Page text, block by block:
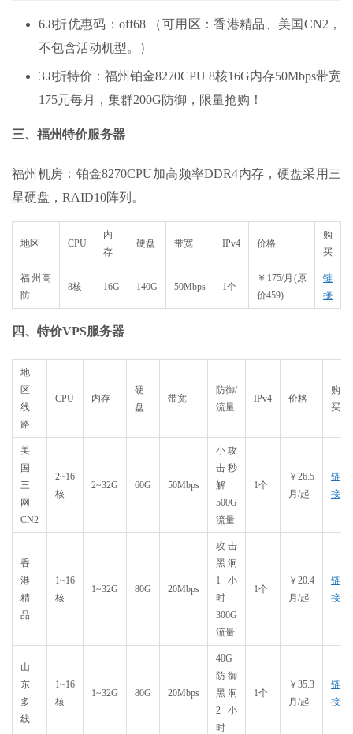
6.8折优惠码：off68 （可用区：香港精品、美国CN2，
不包含活动机型。）
3.8折特价：福州铂金8270CPU 8核16G内存50Mbps带宽
175元每月，集群200G防御，限量抢购！
三、福州特价服务器
福州机房：铂金8270CPU加高频率DDR4内存，硬盘采用三
星硬盘，RAID10阵列。
地区 CPU
内
存
硬盘 带宽 IPv4 价格
购
买
福州高
防
8核 16G 140G 50Mbps 1个
￥175/月(原
价459)
链
接
四、特价VPS服务器
地
区
线
路
CPU 内存
硬
盘
带宽
防御/
流量
IPv4 价格
购
买
美
国
三
网
CN2
2~16
核
2~32G 60G 50Mbps
小攻
击秒
解
500G
流量
1个
￥26.5
月/起
链
接
香
港
精
品
1~16
核
1~32G 80G 20Mbps
攻击
黑洞
1小
时
300G
流量
1个
￥20.4
月/起
链
接
山
东
多
线
1~16
核
1~32G 80G 20Mbps
40G
防御
黑洞
2小
时
1个
￥35.3
月/起
链
接